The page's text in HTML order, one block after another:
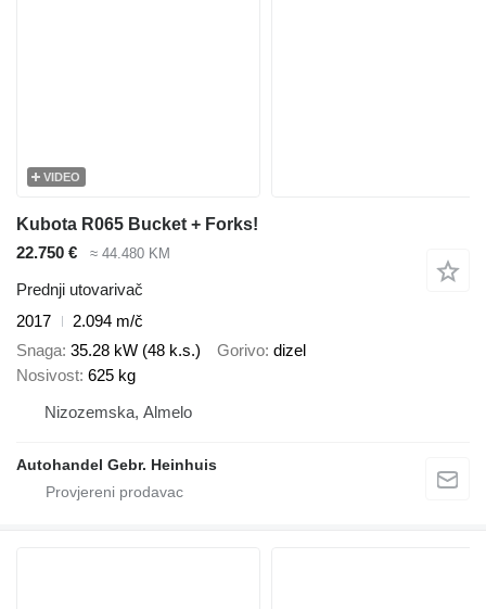
VIDEO
Kubota R065 Bucket + Forks!
22.750 €
≈ 44.480 KM
Prednji utovarivač
2017
2.094 m/č
Snaga 35.28 kW (48 k.s.) Gorivo dizel
Nosivost 625 kg
Nizozemska, Almelo
Autohandel Gebr. Heinhuis